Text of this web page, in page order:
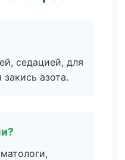
седацией, для
азота.